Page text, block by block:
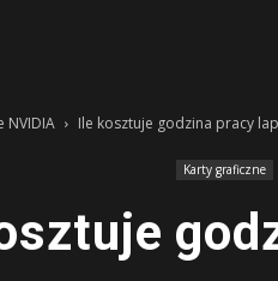
NVIDIA Ile kosztuje godzina pracy
Karty graficzne